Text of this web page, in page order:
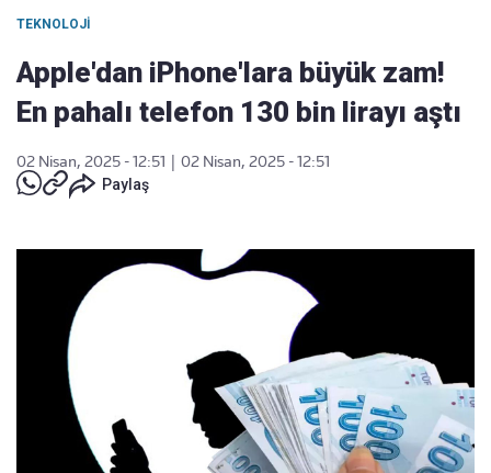
TEKNOLOJI
Apple'dan iPhone'lara büyük zam!
En pahalı telefon 130 bin lirayı aştı
02 Nisan, 2025 - 12:51
02 Nisan, 2025 - 12:51
Paylaş